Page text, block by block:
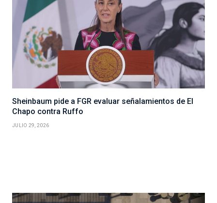
Sheinbaum pide a FGR evaluar señalamientos de El
Chapo contra Ruffo
JULIO 29, 2026